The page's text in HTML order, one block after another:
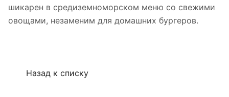
шикарен в средиземноморском меню со свежими
овощами, незаменим для домашних бургеров.
Назад к списку